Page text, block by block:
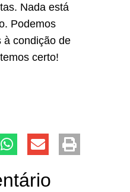
Nada está
Podemos
à condição de
certo!